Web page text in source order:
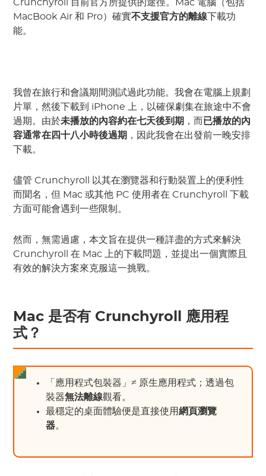
Crunchyroll 目前官方所提供的途徑。Mac 電腦（包括
MacBook Air 和 Pro）確實不支援官方的離線 下載功
能。
我曾在旅行和會議期間測試過此功能。我會在電腦上規劃
片單，然後下載到 iPhone 上，以確保劇集在旅途中不會
過期。由於未播放的內容約在七天後到期 ，而已播放的內
容通常在四十八小時後過期 ，因此我會在出發前一晚安排
下載。
儘管 Crunchyroll 以其在瀏覽器和行動裝置上的便利性
而聞名，但 Mac 或其他 PC 使用者在 Crunchyroll 下載
方面可能會遇到一些限制。
然而，無需過慮，本文旨在提供一種詳盡的方式來解決
Crunchyroll 在 Mac 上的下載問題，並提出一個實際且
有效的解決方案來克服這一挑戰。
Mac 是否有 Crunchyroll 應用程
式 ？
「應用程式包裝器」≠ 原生應用程式；透過包
裝器無法離線觀看。
最穩定的桌面體驗便是直接使用網頁瀏覽
器。